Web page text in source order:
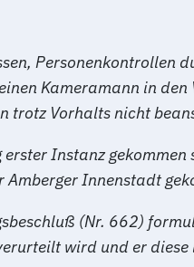
Kameramann in
trotz Vorhalts nicht
Instanz
Innenstadt
(Nr. 662)
wird und er